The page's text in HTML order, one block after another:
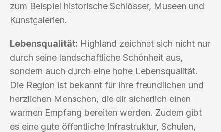
zum Beispiel historische Schlösser, Museen und
Kunstgalerien.
Lebensqualität: Highland zeichnet sich nicht nur
durch seine landschaftliche Schönheit aus,
sondern auch durch eine hohe Lebensqualität.
Die Region ist bekannt für ihre freundlichen und
herzlichen Menschen, die dir sicherlich einen
warmen Empfang bereiten werden. Zudem gibt
es eine gute öffentliche Infrastruktur, Schulen,